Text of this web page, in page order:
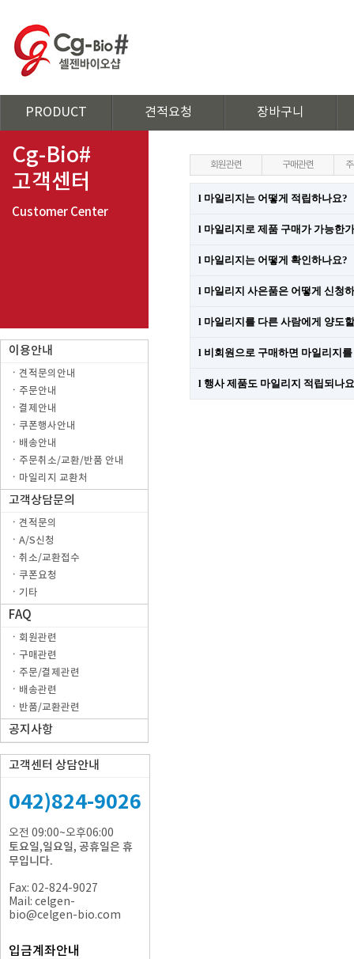
PRODUCT 견적요청 장바구니
Cg-Bio#
고객센터
Customer Center
이용안내
ㆍ견적문의안내
ㆍ주문안내
ㆍ결제안내
ㆍ쿠폰행사안내
ㆍ배송안내
ㆍ주문취소/교환/반품 안내
ㆍ마일리지 교환처
고객상담문의
ㆍ견적문의
ㆍA/S신청
ㆍ취소/교환접수
ㆍ쿠폰요청
ㆍ기타
FAQ
ㆍ회원관련
ㆍ구매관련
ㆍ주문/결제관련
ㆍ배송관련
ㆍ반품/교환관련
공지사항
고객센터 상담안내
042)824-9026
오전 09:00~오후06:00
토요일,일요일, 공휴일은 휴
무입니다.
Fax: 02-824-9027
Mail: celgen-
bio@celgen-bio.com
입금계좌안내
회원관련 구매관련
l 마일리지는 어떻게 적립하나요?
l 마일리지로 제품 구매가 가능한
l 마일리지는 어떻게 확인하나요?
l 마일리지 사은품은 어떻게 신청
l 마일리지를 다른 사람에게 양도
l 비회원으로 구매하면 마일리지를
l 행사 제품도 마일리지 적립되나요